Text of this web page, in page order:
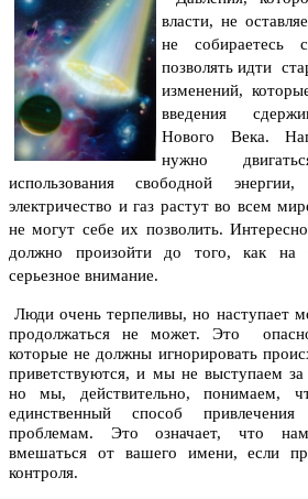
власти, не
не собираетесь
позволять идти
изменений,
введения
Нового Века.
нужно
использования свободной
электричество и газ растут во всем
не могут себе их позволить.
должно произойти до того, как на
серьезное внимание.
Люди очень терпеливы, но наступает
продолжаться не может. Это
которые не должны игнорировать
приветствуются, и мы не выступаем
но мы, действительно, понимаем,
единственный способ
проблемам. Это означает, что
вмешаться от вашего имени, если
контроля.